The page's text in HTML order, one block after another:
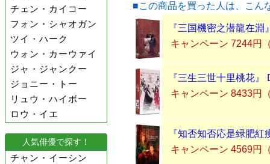
チェン・カイコー
フォン・シャオガン
ツイ・ハーク
ウォン・カーウァイ
ジャ・ジャンクー
ジョニー・トー
リュウ・ハイボー
ロウ・イエ
人気俳優で探す！
チャン・イーシン
■この商品を買った人は、こん
『三国機密之潜龍在
キャンペーン 7244円
『三生三世十里桃花』
キャンペーン 8433円
『知否知否応是緑肥
キャンペーン 4569円